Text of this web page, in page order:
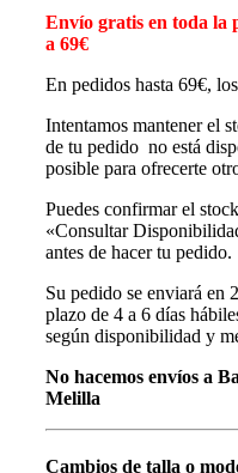
Envío gratis en toda la
a 69€
En pedidos hasta 69€,
Intentamos mantener el
de tu pedido no está
posible para ofrecerte
Puedes confirmar el
«Consultar
antes de hacer tu pedido.
Su pedido se enviará en
plazo de 4 a 6 días
según disponibilidad y
No hacemos envíos a
Melilla
Cambios de talla o